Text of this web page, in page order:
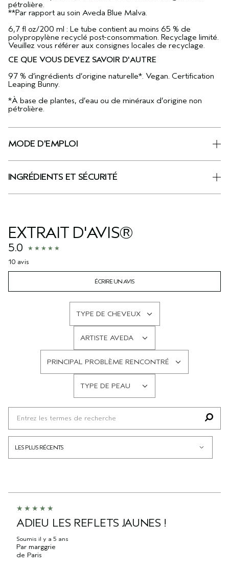
pétrolière.
**Par rapport au soin Aveda Blue Malva.
6,7 fl oz/200 ml : Le tube contient au moins 65 % de
polypropylène recyclé post-consommation. Recyclage limité.
Veuillez vous référer aux consignes locales de recyclage.
CE QUE VOUS DEVEZ SAVOIR D'AUTRE
97 % d’ingrédients d’origine naturelle*. Vegan. Certification
Leaping Bunny.
*À base de plantes, d’eau ou de minéraux d’origine non
pétrolière.
MODE D'EMPLOI
INGRÉDIENTS ET SÉCURITÉ
EXTRAIT D'AVIS®
5.0
10 avis
ÉCRIRE UN AVIS
TYPE DE CHEVEUX
FRANÇAIS
ARTISTE AVEDA
FRANÇAIS
PRINCIPAL PROBLÈME RENCONTRÉ
FRANÇAIS
TYPE DE PEAU
FRANÇAIS
ADIEU LES REFLETS JAUNES !
Soumis il y a 5 ans
Par marggrie
de Paris